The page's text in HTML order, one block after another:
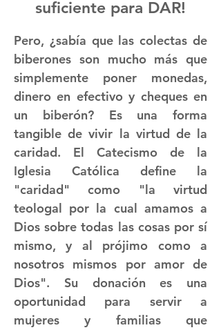
suficiente para DAR!
Pero, ¿sabía que las colectas de
biberones son mucho más que
simplemente poner monedas,
dinero en efectivo y cheques en
un biberón? Es una forma
tangible de vivir la virtud de la
caridad. El Catecismo de la
Iglesia Católica define la
"caridad" como "la virtud
teologal por la cual amamos a
Dios sobre todas las cosas por sí
mismo, y al prójimo como a
nosotros mismos por amor de
Dios". Su donación es una
oportunidad para servir a
mujeres y familias que